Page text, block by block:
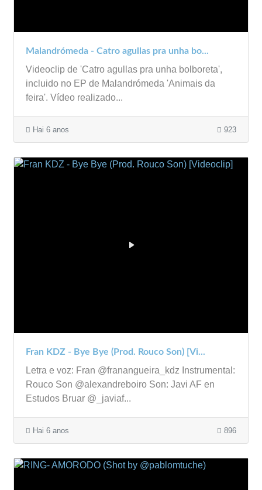
Malandrómeda - Catro agullas pra unha bo...
Videoclip de 'Catro agullas pra unha bolboreta',
incluido no EP de Malandrómeda 'Animais da
feira'. Vídeo realizado...
Hai 6 anos 923
Fran KDZ - Bye Bye (Prod. Rouco Son) [Vi...
Letra e voz: Fran @franangueira_kdz Instrumental:
Rouco Son @alexandreboiro Son: Javi AF en
Estudos Bruar @_javiaf...
Hai 6 anos 896